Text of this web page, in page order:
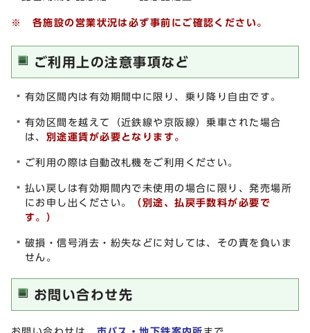
※ 各施設の営業状況は必ず事前にご確認ください。
ご利用上の注意事項など
有効区間内は有効期間中に限り、乗り降り自由です。
有効区間を越えて（近鉄線や京阪線）乗車された場合
は、 別途運賃が必要となります。
ご利用の際は自動改札機をご利用ください。
払い戻しは有効期間内で未使用の場合に限り、発売場所
にお申し出ください。
（別途、払戻手数料が必要で
す。）
破損・信号消去・紛失などに対しては、その責を負いま
せん。
お問い合わせ先